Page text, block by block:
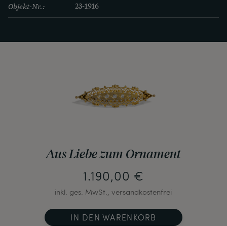
Objekt-Nr.: 23-1916
Aus Liebe zum Ornament
1.190,00 €
inkl. ges. MwSt., versandkostenfrei
IN DEN WARENKORB